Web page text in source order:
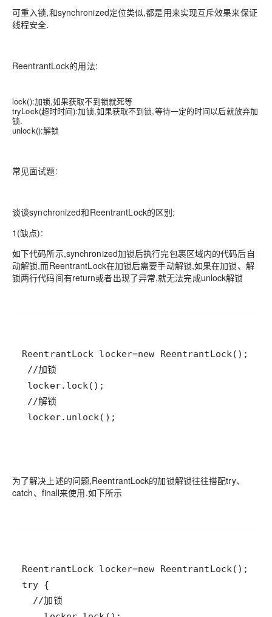
可重入锁,和synchronized定位类似,都是用来实现互斥效果来保证
线程安全.
ReentrantLock的用法:
lock():加锁,如果获取不到锁就死等
tryLock(超时时间):加锁,如果获取不到锁,等待一定的时间以后就放弃加
锁.
unlock():解锁
常见面试题:
谈谈synchronized和ReentrantLock的区别:
1(缺点):
如下代码所示,synchronized加锁后执行完包裹区域内的代码后自
动解锁,而ReentrantLock在加锁后需要手动解锁,如果在加锁、解
锁两行代码间有return或者出现了异常,就无法完成unlock解锁
locker.unlock();
为了解决上述的问题,ReentrantLock的加锁解锁往往搭配try、
catch、finall来使用.如下所示